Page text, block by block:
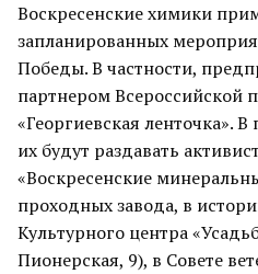
Воскресенские химики
запланированных
Победы. В частности,
партнером Всероссийской
«Георгиевская ленточка».
их будут раздавать
«Воскресенские
проходных завода, в
Культурного центра
Пионерская, 9), в Совете